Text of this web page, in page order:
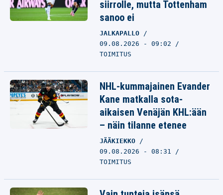
siirrolle, mutta Tottenham
sanoo ei
JALKAPALLO
09.08.2026 - 09:02
TOIMITUS
NHL-kummajainen Evander
Kane matkalla sota-
aikaisen Venäjän KHL:ään
– näin tilanne etenee
JÄÄKIEKKO
09.08.2026 - 08:31
TOIMITUS